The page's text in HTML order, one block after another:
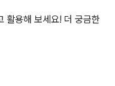
활용해 보세요! 더 궁금한